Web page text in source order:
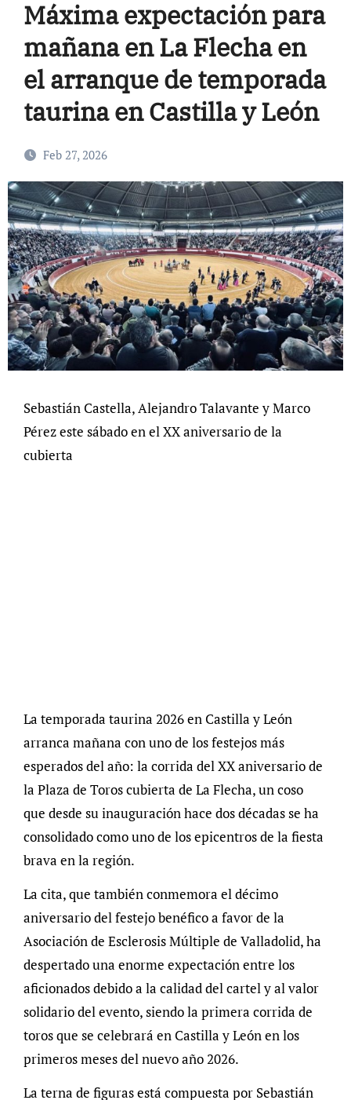
Máxima expectación para
mañana en La Flecha en
el arranque de temporada
taurina en Castilla y León
Feb 27, 2026
Sebastián Castella, Alejandro Talavante y Marco
Pérez este sábado en el XX aniversario de la
cubierta
La temporada taurina 2026 en Castilla y León
arranca mañana con uno de los festejos más
esperados del año: la corrida del XX aniversario de
la Plaza de Toros cubierta de La Flecha, un coso
que desde su inauguración hace dos décadas se ha
consolidado como uno de los epicentros de la fiesta
brava en la región.
La cita, que también conmemora el décimo
aniversario del festejo benéfico a favor de la
Asociación de Esclerosis Múltiple de Valladolid, ha
despertado una enorme expectación entre los
aficionados debido a la calidad del cartel y al valor
solidario del evento, siendo la primera corrida de
toros que se celebrará en Castilla y León en los
primeros meses del nuevo año 2026.
La terna de figuras está compuesta por Sebastián